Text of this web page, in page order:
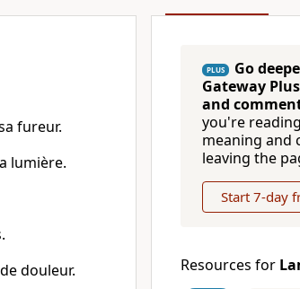
fureur.
lumière.
douleur.
PLUS Go
Gateway Plus
and
you're
meaning and
leaving the
Start 7-day
Resources for